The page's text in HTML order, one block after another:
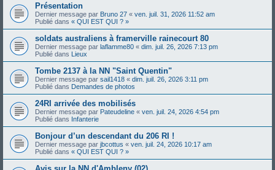
Présentation
Dernier message par Bruno 27 « ven. juil. 31, 2026 11:52 am
Publié dans « QUI EST QUI ? »
soldats australiens à framerville rainecourt 80
Dernier message par laflamme80 « dim. juil. 26, 2026 7:13 pm
Publié dans Lieux
Tombe 2137 à la NN "Saint Quentin"
Dernier message par sail1418 « dim. juil. 26, 2026 3:11 pm
Publié dans Demandes de photos
24RI arrivée des mobilisés
Dernier message par Pateudeline « ven. juil. 24, 2026 4:54 pm
Publié dans Infanterie
Bonjour d’un descendant du 206 RI !
Dernier message par jbcottus « ven. juil. 24, 2026 10:17 am
Publié dans « QUI EST QUI ? »
Avis sur la NN d'Ambleny (02)